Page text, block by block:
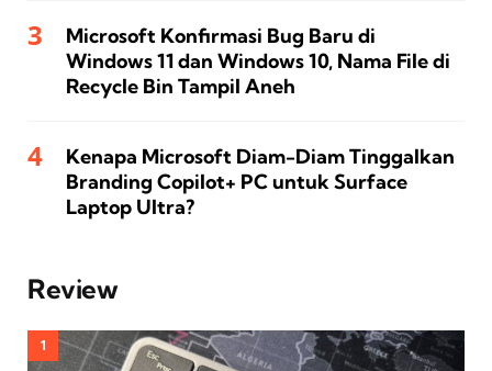
Microsoft Konfirmasi Bug Baru di
Windows 11 dan Windows 10, Nama File di
Recycle Bin Tampil Aneh
Kenapa Microsoft Diam-Diam Tinggalkan
Branding Copilot+ PC untuk Surface
Laptop Ultra?
Review